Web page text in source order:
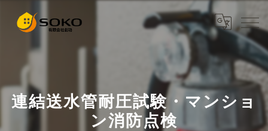
連結送水管耐圧試験・マンショ
ン消防点検